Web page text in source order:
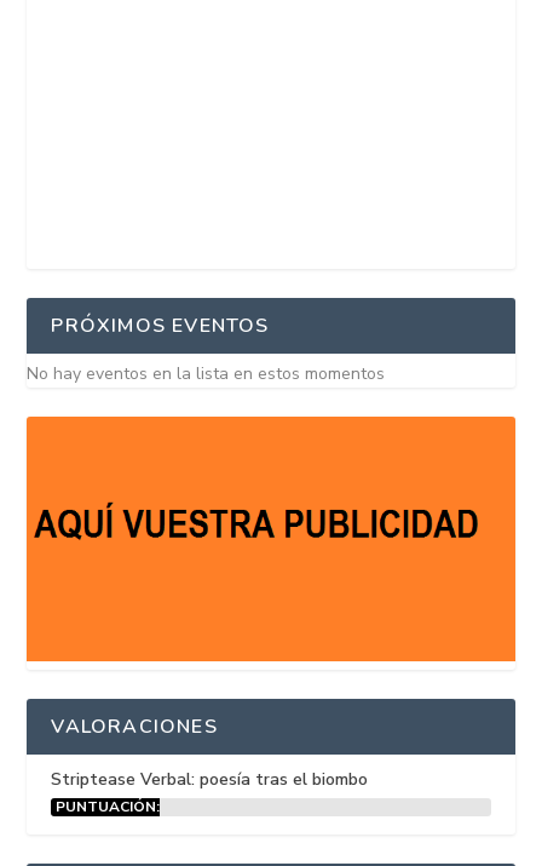
PRÓXIMOS EVENTOS
No hay eventos en la lista en estos momentos
VALORACIONES
Striptease Verbal: poesía tras el biombo
PUNTUACIÓN: